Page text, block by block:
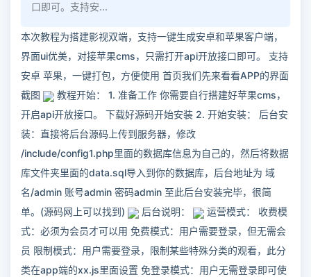
口即可。支持安...
本次教程为搭建影视双端，支持一键生成安卓和苹果客户端，
界面ui优美，对接苹果cms，只需打开api开放接口即可。 支持
安卓 苹果，一键打包，方便使用 首页我们先来看看APP的界面
截图
教程开始： 1. 准备工作 你需要自行搭建好苹果cms，
开启api开放接口。 下载好源码开始安装 2. 开始安装： 后台安
装：直接将后台源码上传到服务器，修改
/include/config1.php里面的数据库信息为自己的，然后将数据
库文件夹里面的data.sql导入到你的数据库，后台地址为 域
名/admin 账号admin 密码admin 至此后台安装完毕，很简
单。(源码网上可以找到)
后台说明：
运营模式： 收费模
式：必须为会员才可以用 免费模式：用户需要登录，但无需会
员 限制模式：用户需要登录，限制某些特殊分类的观看，此分
类在app端的xx.js里面设置 免登录模式：用户无需登录即可使